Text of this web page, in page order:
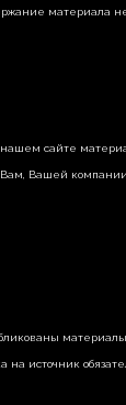
материала
сайте
Вашей компании
материалы
источник